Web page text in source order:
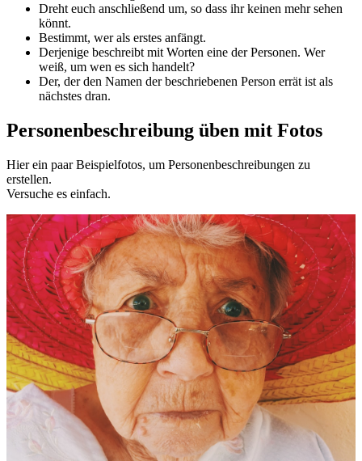
Dreht euch anschließend um, so dass ihr keinen mehr sehen
könnt.
Bestimmt, wer als erstes anfängt.
Derjenige beschreibt mit Worten eine der Personen. Wer
weiß, um wen es sich handelt?
Der, der den Namen der beschriebenen Person errät ist als
nächstes dran.
Personenbeschreibung üben mit Fotos
Hier ein paar Beispielfotos, um Personenbeschreibungen zu
erstellen.
Versuche es einfach.